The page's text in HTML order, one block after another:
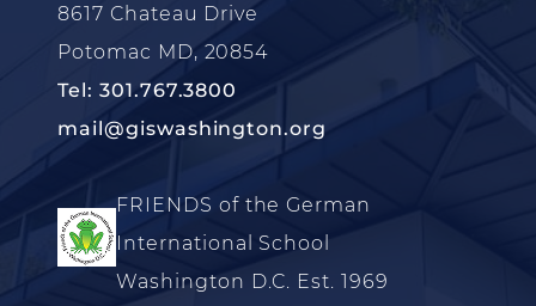
8617 Chateau Drive
Potomac MD, 20854
Tel: 301.767.3800
mail@giswashington.org
FRIENDS of the German
International School
Washington D.C. Est. 1969